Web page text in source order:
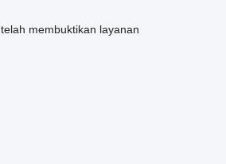
membuktikan layanan